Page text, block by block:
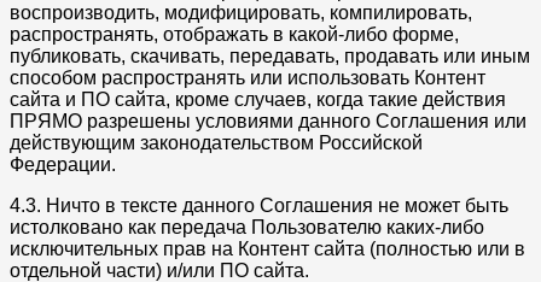
воспроизводить, модифицировать, компилировать,
распространять, отображать в какой-либо форме,
публиковать, скачивать, передавать, продавать или иным
способом распространять или использовать Контент
сайта и ПО сайта, кроме случаев, когда такие действия
ПРЯМО разрешены условиями данного Соглашения или
действующим законодательством Российской
Федерации.
4.3. Ничто в тексте данного Соглашения не может быть
истолковано как передача Пользователю каких-либо
исключительных прав на Контент сайта (полностью или в
отдельной части) и/или ПО сайта.